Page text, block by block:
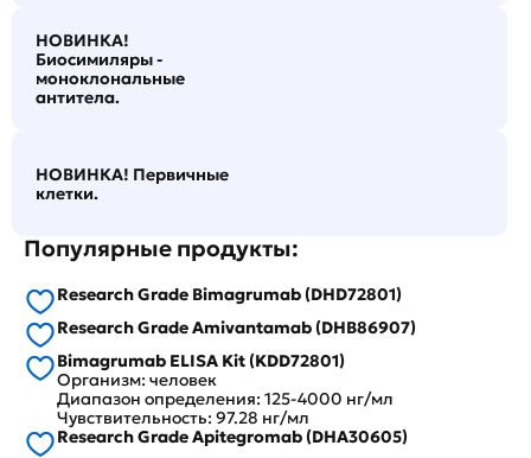
НОВИНКА!
Биосимиляры -
моноклональные
антитела.
НОВИНКА! Первичные
клетки.
Популярные продукты:
Research Grade Bimagrumab (DHD72801)
Research Grade Amivantamab (DHB86907)
Bimagrumab ELISA Kit (KDD72801)
Организм: человек
Диапазон определения: 125-4000 нг/мл
Чувствительность: 97.28 нг/мл
Research Grade Apitegromab (DHA30605)